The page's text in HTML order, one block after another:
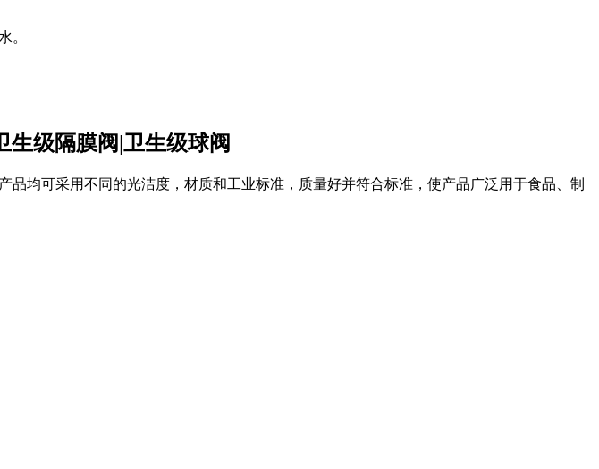
。
生级隔膜阀|卫生级球阀
品均可采用不同的光洁度，材质和工业标准，质量好并符合标准，使产品广泛用于食品、制